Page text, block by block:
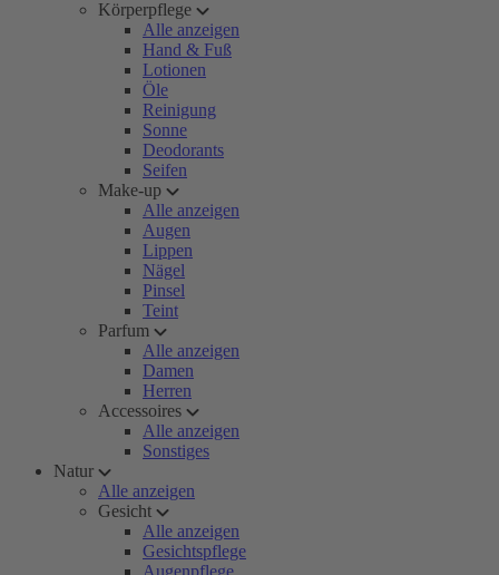
Körperpflege
Alle anzeigen
Hand & Fuß
Lotionen
Öle
Reinigung
Sonne
Deodorants
Seifen
Make-up
Alle anzeigen
Augen
Lippen
Nägel
Pinsel
Teint
Parfum
Alle anzeigen
Damen
Herren
Accessoires
Alle anzeigen
Sonstiges
Natur
Alle anzeigen
Gesicht
Alle anzeigen
Gesichtspflege
Augenpflege